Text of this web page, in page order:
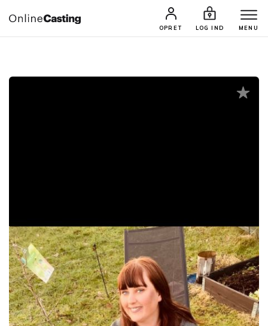
OPRET LOG IND MENU
CASTINGS & JOBS SØG PROFIL